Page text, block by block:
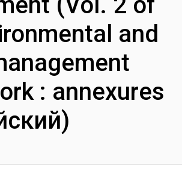
and
: annexures